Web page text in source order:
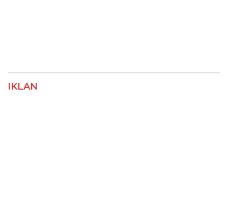
IKLAN